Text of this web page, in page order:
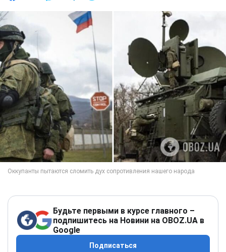
Будьте первыми в курсе главного –
подпишитесь на Новини на OBOZ.UA в
Google
Подписаться